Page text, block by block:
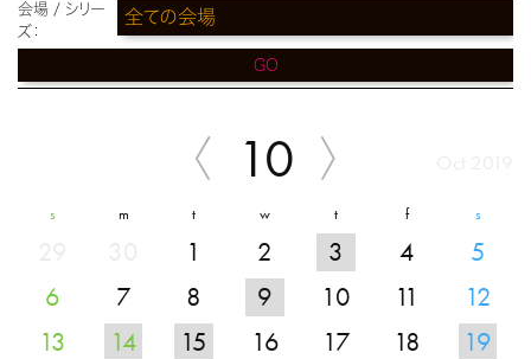
会場 / シリー
ズ：
GO
10
s m t w t f s
1 2 3 4
5
6
7 8 9 10 11
12
13
14 15 16 17 18
19